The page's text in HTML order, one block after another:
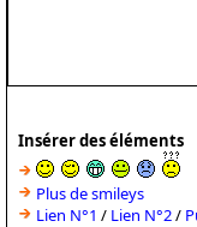
Insérer des éléments
Plus de smileys
Lien N°1 / Lien N°2/